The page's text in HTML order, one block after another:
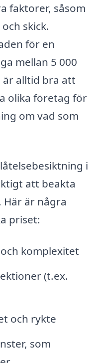
faktorer, såsom
skick.
för en
mellan 5 000
är alltid bra att
olika företag för
om vad som
i
att beakta
är några
priset:
komplexitet
(t.ex.
och rykte
som